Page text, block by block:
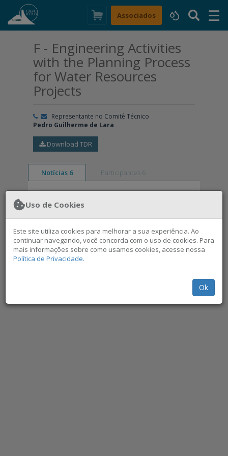
Associados ☰
×
F - Engineering Activities
with the Planning Process
for Water Resources
Projects
Representante no Comitê Técnico
Pedro Guilherme de Lara
Download TDR
Notícias 6 Participantes 6
Nenhuma notícia
encontrada.
Uso de Cookies
Este site utiliza cookies para melhorar a sua experiência. Ao
continuar navegando, você concorda com o uso de cookies. Para
mais informações sobre como usamos cookies, acesse nossa
Política de Privacidade.
Ok